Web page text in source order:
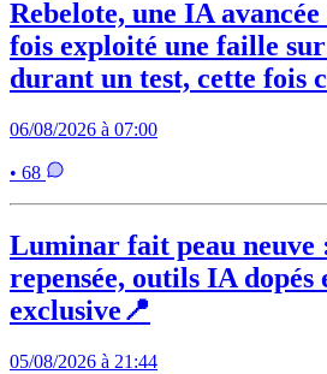
Rebelote, une IA
fois exploité une faille
durant un test, cette fois
06/08/2026 à 07:00
• 68
Luminar fait peau neuve
repensée, outils IA dopés
exclusive📍
05/08/2026 à 21:44